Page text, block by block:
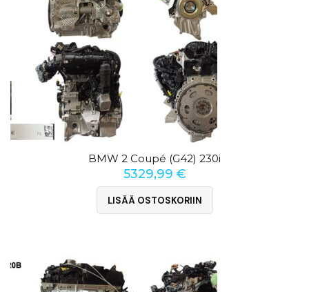
BMW 2 Coupé (G42) 230i
5329,99 €
LISÄÄ OSTOSKORIIN